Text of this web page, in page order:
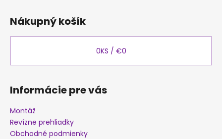
Nákupný košík
0KS / €0
Informácie pre vás
Montáž
Revízne prehliadky
Obchodné podmienky